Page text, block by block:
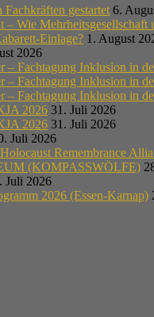
gestartet 6.
– Wie
Einlage? 1. August
2026
Fachtagung Inklusion in
Fachtagung Inklusion in
Fachtagung Inklusion in
2026 31. Juli 2026
2026 31. Juli 2026
Juli 2026
Remembrance
(KOMPASSWÖLFE)
Juli 2026
2026 (Essen-Karnap)